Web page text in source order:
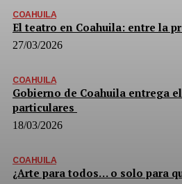
COAHUILA
El teatro en Coahuila: entre la
27/03/2026
COAHUILA
Gobierno de Coahuila entrega
particulares
18/03/2026
COAHUILA
¿Arte para todos… o solo para